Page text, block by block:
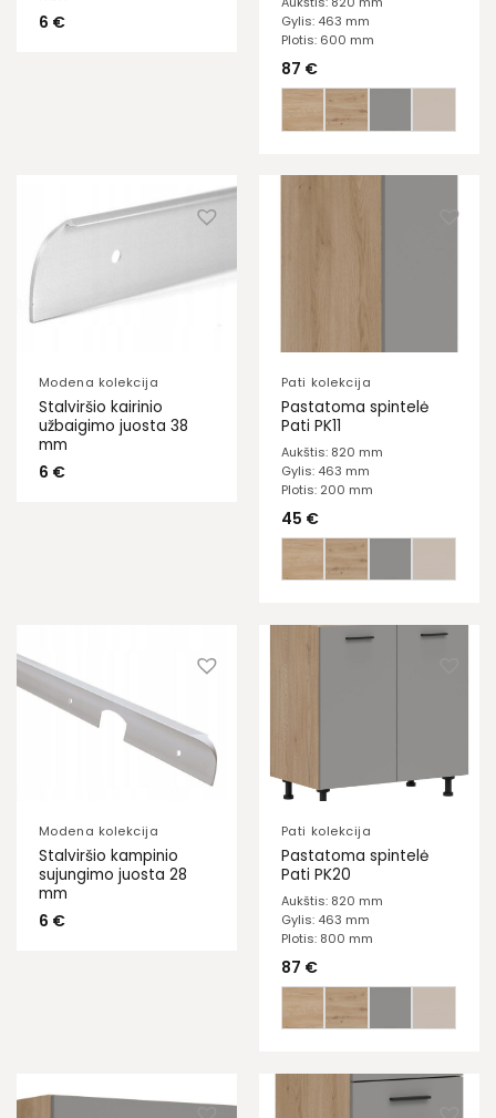
6 €
Gylis: 463 mm
Plotis: 600 mm
87 €
Modena kolekcija
Stalviršio kairinio
užbaigimo juosta 38
mm
6 €
Pati kolekcija
Pastatoma spintelė
Pati PK11
Aukštis: 820 mm
Gylis: 463 mm
Plotis: 200 mm
45 €
Modena kolekcija
Stalviršio kampinio
sujungimo juosta 28
mm
6 €
Pati kolekcija
Pastatoma spintelė
Pati PK20
Aukštis: 820 mm
Gylis: 463 mm
Plotis: 800 mm
87 €